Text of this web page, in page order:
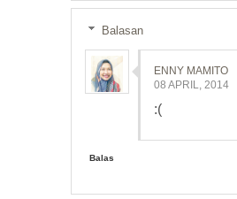
Balasan
ENNY MAMITO
08 APRIL, 2014
:(
Balas